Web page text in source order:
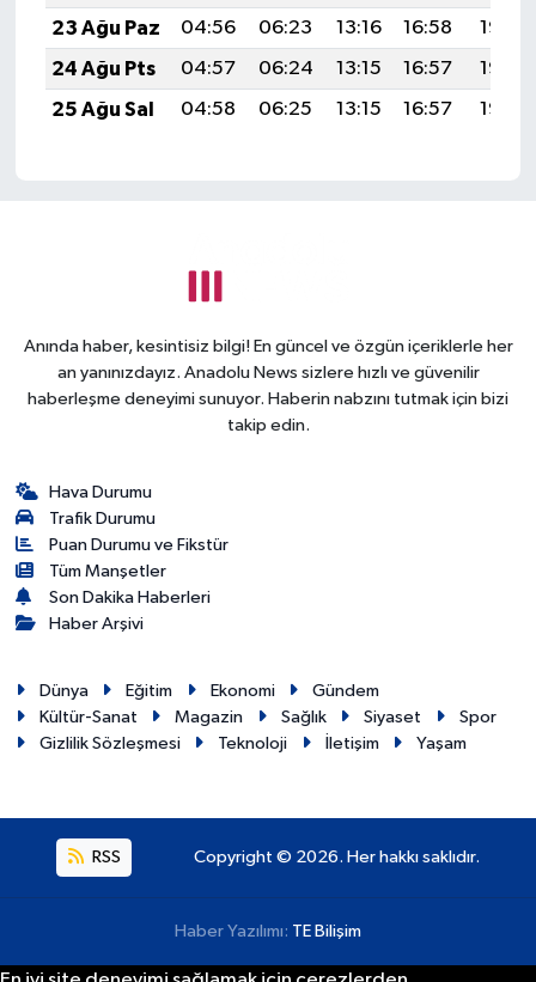
23 Ağu Paz
04:56 06:23 13:16 16:58
19:58
24 Ağu Pts
04:57 06:24 13:15 16:57
19:57
25 Ağu Sal
04:58 06:25 13:15 16:57 19:55
Anında haber, kesintisiz bilgi! En güncel ve özgün içeriklerle her
an yanınızdayız. Anadolu News sizlere hızlı ve güvenilir
haberleşme deneyimi sunuyor. Haberin nabzını tutmak için bizi
takip edin.
Hava Durumu
Trafik Durumu
Puan Durumu ve Fikstür
Tüm Manşetler
Son Dakika Haberleri
Haber Arşivi
Dünya Eğitim Ekonomi
Gündem
Kültür-Sanat
Magazin Sağlık Siyaset
Spor
Gizlilik Sözleşmesi
Teknoloji İletişim Yaşam
RSS Copyright © 2026. Her hakkı saklıdır.
Haber Yazılımı: TE Bilişim